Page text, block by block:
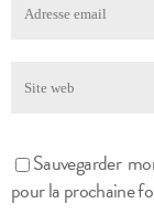
Sauvegarder
pour la prochaine